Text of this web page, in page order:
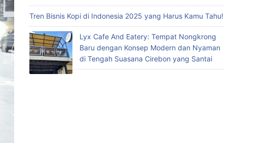
Tren Bisnis Kopi di Indonesia 2025 yang Harus Kamu Tahu!
Lyx Cafe And Eatery: Tempat Nongkrong
Baru dengan Konsep Modern dan Nyaman
di Tengah Suasana Cirebon yang Santai